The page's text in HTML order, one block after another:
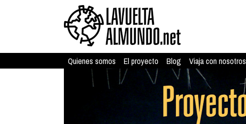
Quienes somos El proyecto Blog Viaja con nosotros